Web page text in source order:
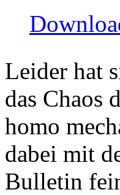
Leider hat
das Chaos
homo
dabei mit
Bulletin